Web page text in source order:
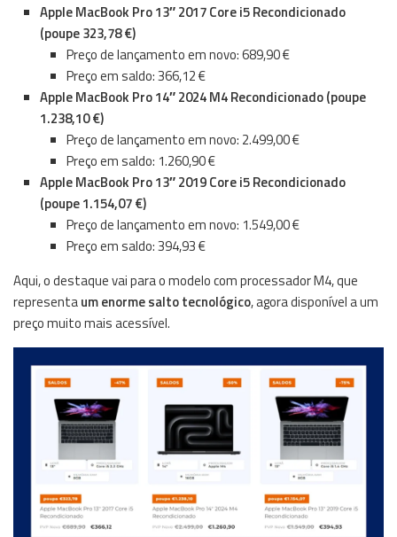
Apple MacBook Pro 13″ 2017 Core i5 Recondicionado
(poupe 323,78 €)
Preço de lançamento em novo: 689,90 €
Preço em saldo: 366,12 €
Apple MacBook Pro 14″ 2024 M4 Recondicionado (poupe
1.238,10 €)
Preço de lançamento em novo: 2.499,00 €
Preço em saldo: 1.260,90 €
Apple MacBook Pro 13″ 2019 Core i5 Recondicionado
(poupe 1.154,07 €)
Preço de lançamento em novo: 1.549,00 €
Preço em saldo: 394,93 €
Aqui, o destaque vai para o modelo com processador M4, que
representaum enorme salto tecnológico, agora disponível a um
preço muito mais acessível.